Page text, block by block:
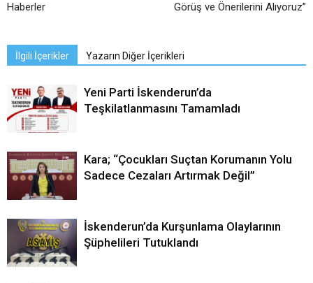
Haberler
Görüş ve Önerilerini Alıyoruz”
İlgili İçerikler Yazarın Diğer İçerikleri
Yeni Parti İskenderun’da
Teşkilatlanmasını Tamamladı
Kara; “Çocukları Suçtan Korumanın Yolu
Sadece Cezaları Artırmak Değil”
İskenderun’da Kurşunlama Olaylarının
Şüphelileri Tutuklandı